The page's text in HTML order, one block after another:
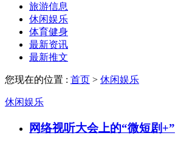
旅游信息
休闲娱乐
体育健身
最新资讯
最新推文
您现在的位置 : 首页 > 休闲娱乐
休闲娱乐
网络视听大会上的“微短剧+”